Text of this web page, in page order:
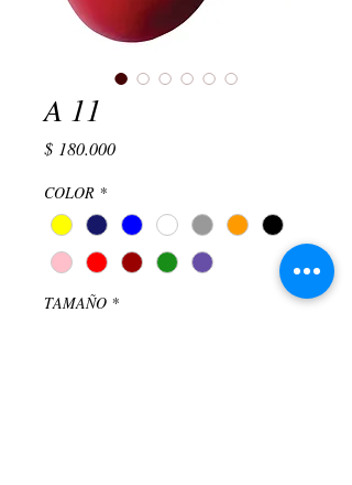
A 11
$ 180.000Precio
COLOR *
TAMAÑO *